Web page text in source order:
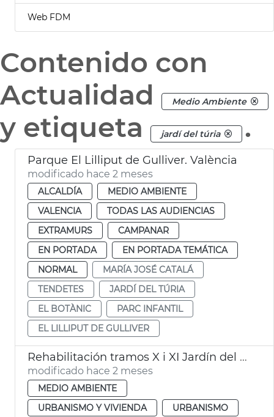
Web FDM
Contenido con
Actualidad
Medio Ambiente
y etiqueta jardí del túria .
Parque El Lilliput de Gulliver. València
modificado hace 2 meses
ALCALDÍA
MEDIO AMBIENTE
VALENCIA
TODAS LAS AUDIENCIAS
EXTRAMURS
CAMPANAR
EN PORTADA
EN PORTADA TEMÁTICA
NORMAL
MARÍA JOSÉ CATALÁ
TENDETES
JARDÍ DEL TÚRIA
EL BOTÀNIC
PARC INFANTIL
EL LILLIPUT DE GULLIVER
Rehabilitación tramos X i XI Jardín del Turia València
modificado hace 2 meses
MEDIO AMBIENTE
URBANISMO Y VIVIENDA
URBANISMO